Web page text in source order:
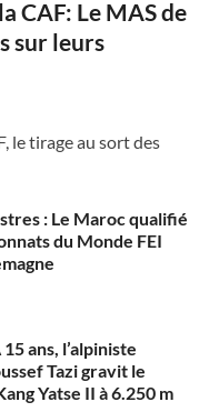
CAF: Le MAS de
sur leurs
le tirage au sort des
: Le Maroc qualifié
du Monde FEI
ans, l’alpiniste
Tazi gravit le
Yatse II à 6.250 m